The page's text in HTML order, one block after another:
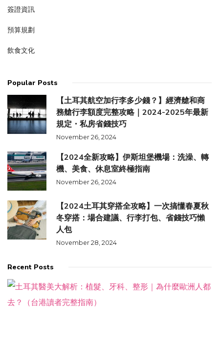
簽證資訊
預算規劃
飲食文化
Popular Posts
【土耳其航空加行李多少錢？】經濟艙和商
務艙行李額度完整攻略｜2024-2025年最新
規定・私房省錢技巧
November 26, 2024
【2024全新攻略】伊斯坦堡機場：洗澡、轉
機、美食、休息室終極指南
November 26, 2024
【2024土耳其穿搭全攻略】一次搞懂春夏秋
冬穿搭：場合建議、行李打包、省錢技巧懶
人包
November 28, 2024
Recent Posts